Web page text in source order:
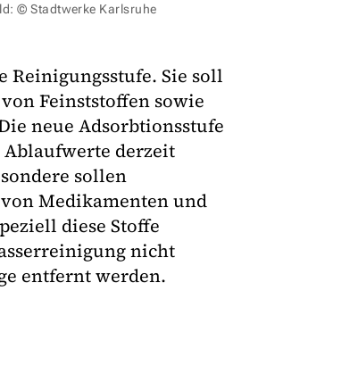
© Stadtwerke Karlsruhe
Sie soll
Feinststoffen sowie
neue Adsorbtionsstufe
derzeit
sollen
Medikamenten und
diese Stoffe
nicht
entfernt werden.